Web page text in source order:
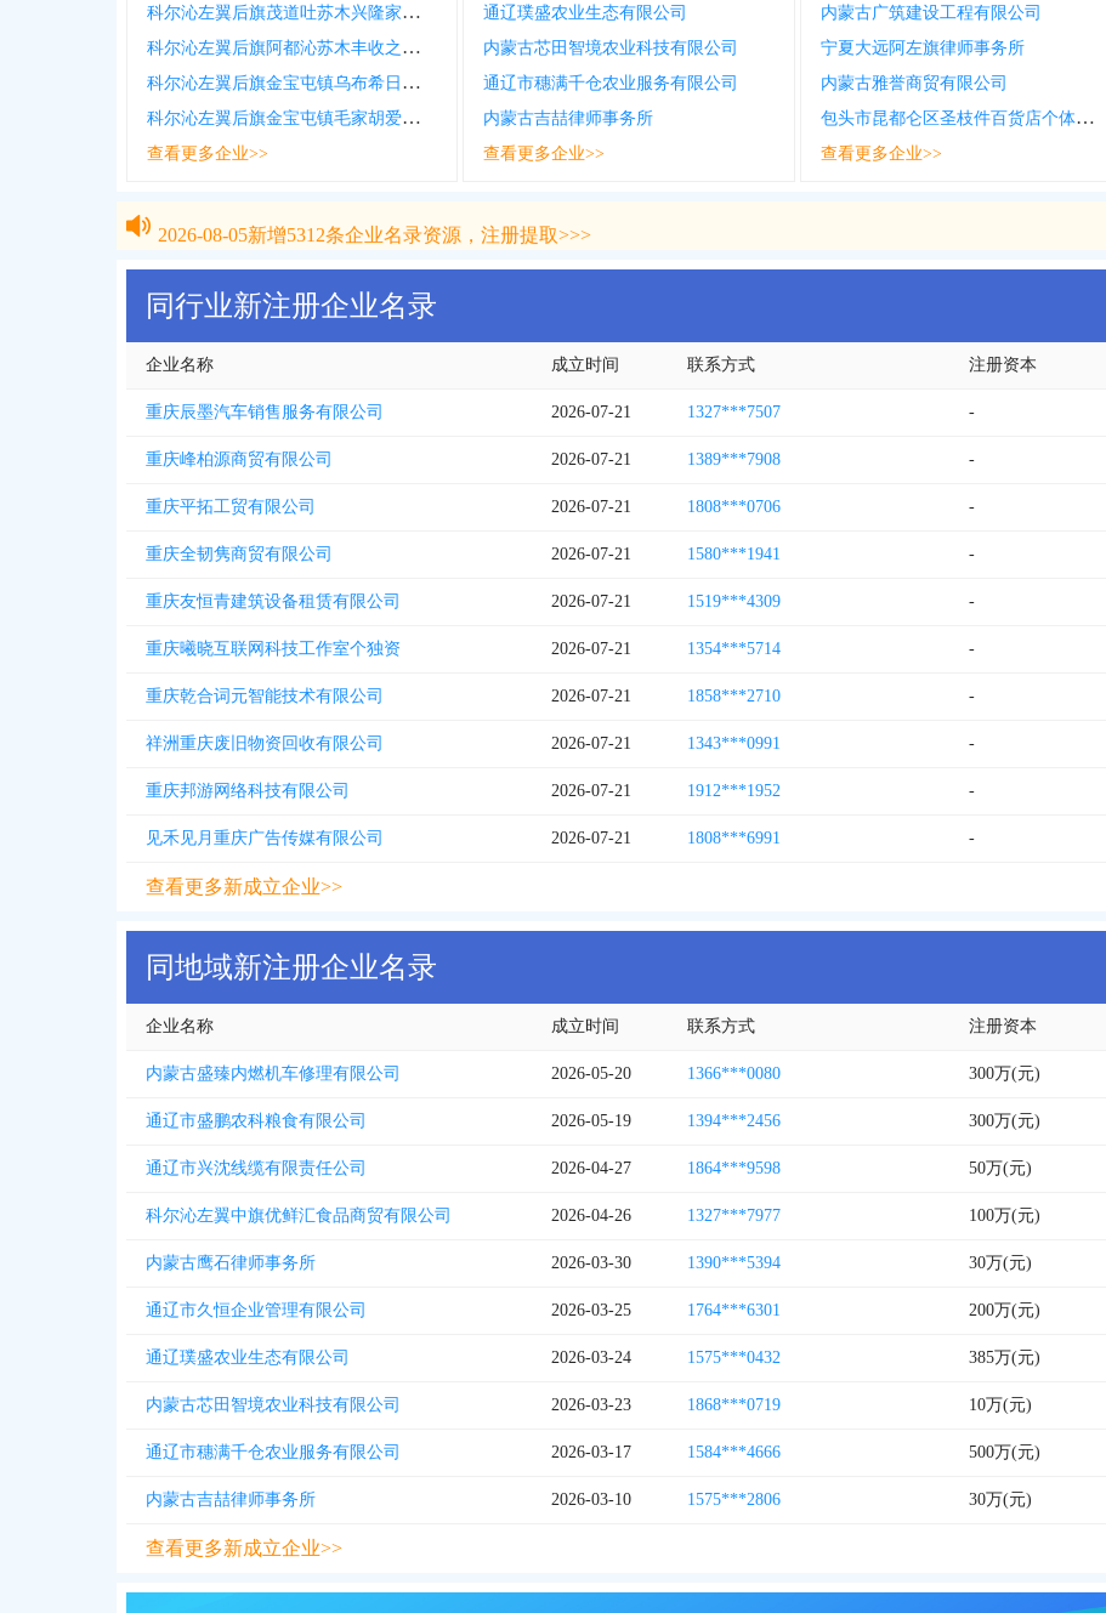
科尔沁左翼后旗茂道吐苏木兴隆家庭农牧场个体工商户
科尔沁左翼后旗阿都沁苏木丰收之路家庭农牧场个体工商户
科尔沁左翼后旗金宝屯镇乌布希日嘎白春畜牧养殖场个体工商户
科尔沁左翼后旗金宝屯镇毛家胡爱民畜牧养殖场个体工商户
查看更多企业>>
通辽璞盛农业生态有限公司
内蒙古芯田智境农业科技有限公司
通辽市穗满千仓农业服务有限公司
内蒙古吉喆律师事务所
查看更多企业>>
内蒙古广筑建设工程有限公司
宁夏大远阿左旗律师事务所
内蒙古雅誉商贸有限公司
包头市昆都仑区圣枝件百货店个体工商户
查看更多企业>>
2026-08-05新增5312条企业名录资源，注册提取>>>
同行业新注册企业名录
企业名称 成立时间 联系方式 注册资本
重庆辰墨汽车销售服务有限公司 2026-07-21 1327***7507 -
重庆峰柏源商贸有限公司 2026-07-21 1389***7908 -
重庆平拓工贸有限公司 2026-07-21 1808***0706 -
重庆全韧隽商贸有限公司 2026-07-21 1580***1941 -
重庆友恒青建筑设备租赁有限公司 2026-07-21 1519***4309 -
重庆曦晓互联网科技工作室个独资 2026-07-21 1354***5714 -
重庆乾合词元智能技术有限公司 2026-07-21 1858***2710 -
祥洲重庆废旧物资回收有限公司 2026-07-21 1343***0991 -
重庆邦游网络科技有限公司 2026-07-21 1912***1952 -
见禾见月重庆广告传媒有限公司 2026-07-21 1808***6991 -
查看更多新成立企业>>
同地域新注册企业名录
企业名称 成立时间 联系方式 注册资本
内蒙古盛臻内燃机车修理有限公司 2026-05-20 1366***0080 300万(元)
通辽市盛鹏农科粮食有限公司 2026-05-19 1394***2456 300万(元)
通辽市兴沈线缆有限责任公司 2026-04-27 1864***9598 50万(元)
科尔沁左翼中旗优鲜汇食品商贸有限公司 2026-04-26 1327***7977 100万(元)
内蒙古鹰石律师事务所 2026-03-30 1390***5394 30万(元)
通辽市久恒企业管理有限公司 2026-03-25 1764***6301 200万(元)
通辽璞盛农业生态有限公司 2026-03-24 1575***0432 385万(元)
内蒙古芯田智境农业科技有限公司 2026-03-23 1868***0719 10万(元)
通辽市穗满千仓农业服务有限公司 2026-03-17 1584***4666 500万(元)
内蒙古吉喆律师事务所 2026-03-10 1575***2806 30万(元)
查看更多新成立企业>>